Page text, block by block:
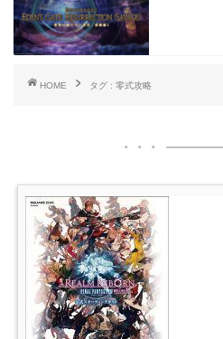
HOME タグ : 零式攻略